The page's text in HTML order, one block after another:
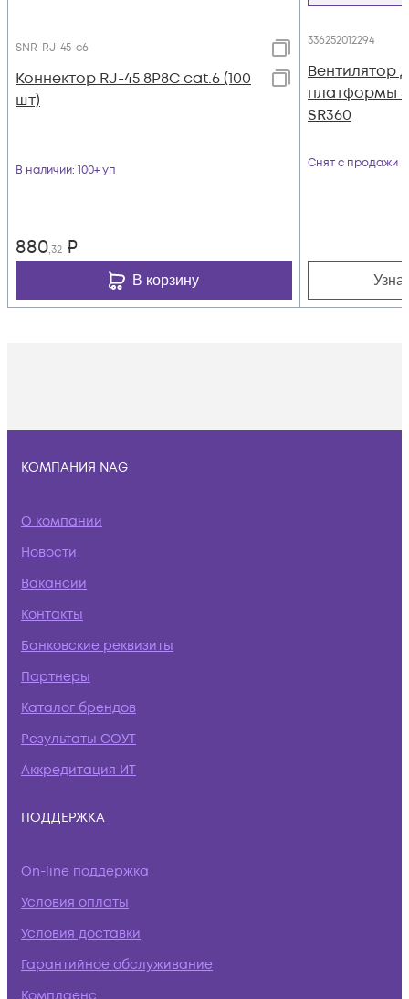
SNR-RJ-45-c6
Коннектор RJ-45 8P8C cat.6 (100
шт)
В наличии: 100+ уп
880,32 ₽
В корзину
336252012294
Вентилятор
платформы
SR360
Снят с продажи
КОМПАНИЯ NAG
О компании
Новости
Вакансии
Контакты
Банковские реквизиты
Партнеры
Каталог брендов
Результаты СОУТ
Аккредитация ИТ
ПОДДЕРЖКА
On-line поддержка
Условия оплаты
Условия доставки
Гарантийное обслуживание